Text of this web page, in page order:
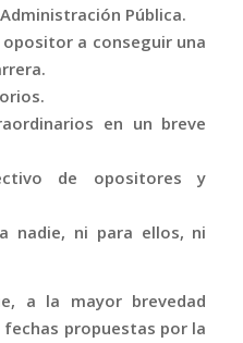
Pública.
opositor a conseguir una
en un breve
de opositores y
nadie, ni para ellos, ni
a la mayor brevedad
propuestas por la